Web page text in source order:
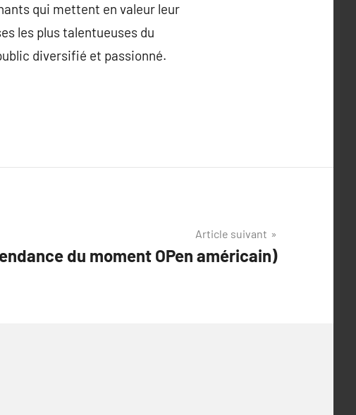
qui mettent en valeur leur
les plus talentueuses du
diversifié et passionné.
Article suivant
du moment OPen américain)